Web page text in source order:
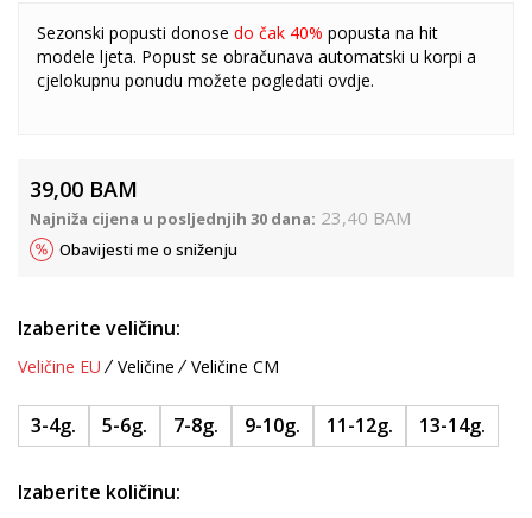
Sezonski popusti donose do čak 40% popusta na hit
modele ljeta. Popust se obračunava automatski u korpi a
cjelokupnu ponudu možete pogledati ovdje.
39,00 BAM
Najniža cijena u posljednjih 30 dana: 23,40 BAM
Obavijesti me o sniženju
Izaberite veličinu:
Veličine EU Veličine Veličine CM
3-4g. 5-6g. 7-8g. 9-10g. 11-12g. 13-14g.
Izaberite količinu: